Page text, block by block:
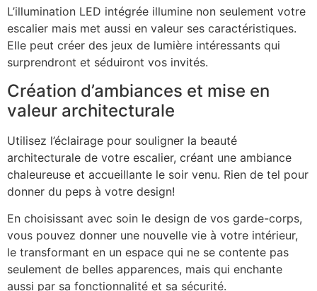
L’illumination LED intégrée illumine non seulement votre
escalier mais met aussi en valeur ses caractéristiques.
Elle peut créer des jeux de lumière intéressants qui
surprendront et séduiront vos invités.
Création d’ambiances et mise en
valeur architecturale
Utilisez l’éclairage pour souligner la beauté
architecturale de votre escalier, créant une ambiance
chaleureuse et accueillante le soir venu. Rien de tel pour
donner du peps à votre design!
En choisissant avec soin le design de vos garde-corps,
vous pouvez donner une nouvelle vie à votre intérieur,
le transformant en un espace qui ne se contente pas
seulement de belles apparences, mais qui enchante
aussi par sa fonctionnalité et sa sécurité.